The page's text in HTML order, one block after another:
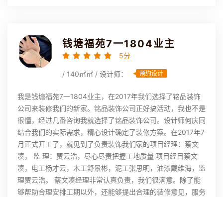
钱塘福苑7一1804业主
5分
/ 140㎡㎡ / 设计师： 预约设计
我是钱塘福苑7一1804业主，在2017年我们选择了铭品装饰
公司来装修我们的新家。铭品装饰公司正好搞活动，我也不是
很懂，经过几番咨询我就选择了铭品装饰公司。设计师何庆同
结合我们的实际需求，精心设计确定了装修方案。在2017年7
月正式开工了，就见到了负责装饰我们家的项目经理：蔡文
凑， 监 理：贾云浩，尽心尽责把握工地质量 项目经目蔡文
凑，电工杨才云，木工舒景彬，泥工张思明，油漆戴维海，监
理贾云浩。 蔡文凑经理非常认真负责，我们很满意。除了能
够帮助合理安排工期以外，还能够提出合理的装修意见，服务